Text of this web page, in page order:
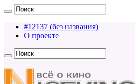
#12137 (без названия)
О проекте